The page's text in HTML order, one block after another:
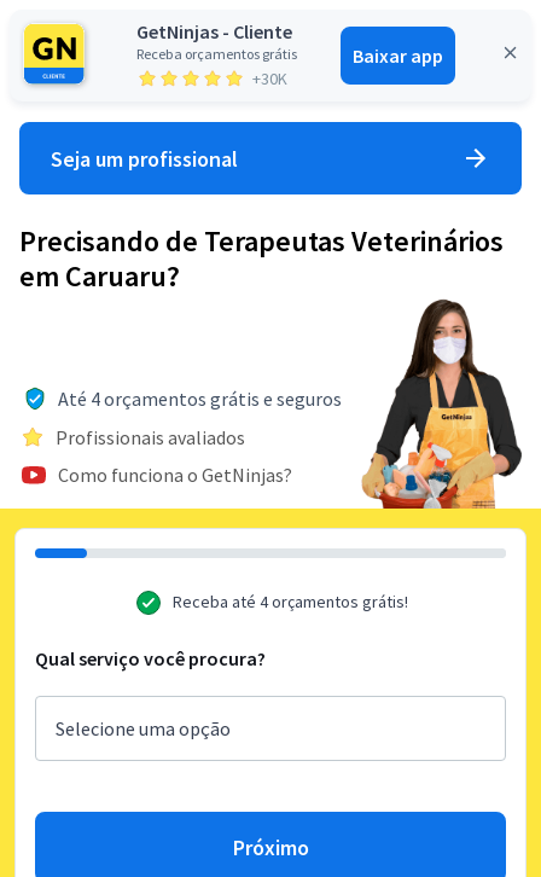
GetNinjas - Cliente
Receba orçamentos grátis
+30K
Baixar app
Entrar
Seja um profissional
Precisando de Terapeutas Veterinários
em Caruaru?
Até 4 orçamentos grátis e seguros
Profissionais avaliados
Como funciona o GetNinjas?
Receba até 4 orçamentos grátis!
Qual serviço você procura?
Próximo